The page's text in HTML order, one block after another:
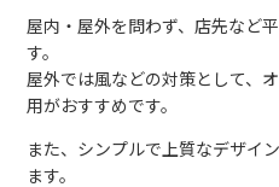
屋内・屋外を問わず、店先など
す。
屋外では風などの対策として、
用がおすすめです。
また、シンプルで上質なデザイ
ます。